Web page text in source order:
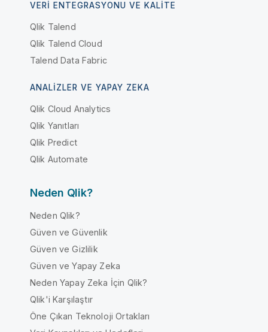
VERI ENTEGRASYONU VE KALITE
Qlik Talend
Qlik Talend Cloud
Talend Data Fabric
ANALIZLER VE YAPAY ZEKA
Qlik Cloud Analytics
Qlik Yanıtları
Qlik Predict
Qlik Automate
Neden Qlik?
Neden Qlik?
Güven ve Güvenlik
Güven ve Gizlilik
Güven ve Yapay Zeka
Neden Yapay Zeka İçin Qlik?
Qlik'i Karşılaştır
Öne Çıkan Teknoloji Ortakları